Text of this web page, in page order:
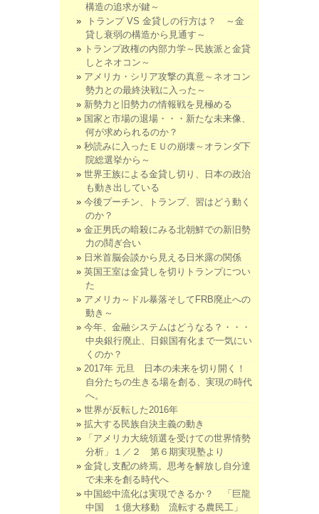
構造の追求が鍵～
トランプ VS 金貸しの行方は？ ～金
貸し衰弱の構造から見通す～
トランプ政権の内部力学～民族派と金貸
しとネオコン～
アメリカ・シリア攻撃の真意～ネオコン
勢力との最終決戦に入った～
新勢力と旧勢力の情報戦を見極める
国家と市場の退場・・・新たな未来像、
何が求められるのか？
秒読みに入ったＥＵの崩壊～オランダ下
院総選挙から～
世界王族による金貸し切り、日本の政治
も動き出している
今後プーチン、トランプ、習はどう動く
のか？
金正男氏の暗殺にみる北朝鮮での新旧勢
力の鬩ぎ合い
日米首脳会談から見える日米露の関係
英国王室は金貸しを切りトランプについ
た
アメリカ～ドル暴落そしてFRB廃止への
動き～
今年、金融システムはどうなる？・・・
中央銀行廃止、日銀国有化まで一気にい
くのか？
2017年 元旦 日本の未来を切り開く！
自分たちの生きる場を創る、実現の時代
へ。
世界が反転した2016年
拡大する民族自決主義の動き
「アメリカ大統領選を受けての世界情勢
分析」１／２ 第６期実現塾より
金貸し支配の終焉。思考を解放し自分達
で未来を創る時代へ
中国総中流化は実現できるか？ 「巨龍
中国 １億大移動 流転する農民工」